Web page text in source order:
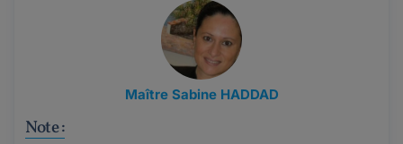
Maître Sabine HADDAD
Note :